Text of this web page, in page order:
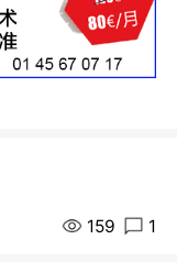
159 1